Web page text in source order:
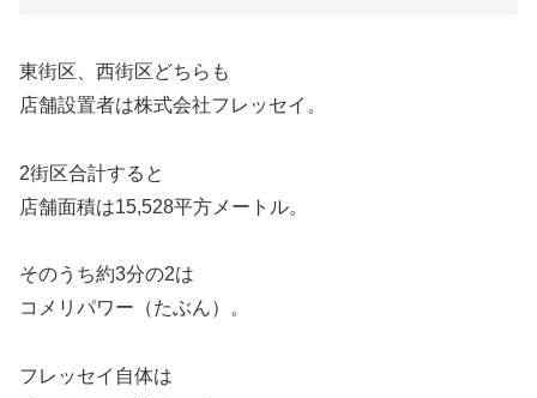
東街区、西街区どちらも
店舗設置者は株式会社フレッセイ。
2街区合計すると
店舗面積は15,528平方メートル。
そのうち約3分の2は
コメリパワー（たぶん）。
フレッセイ自体は